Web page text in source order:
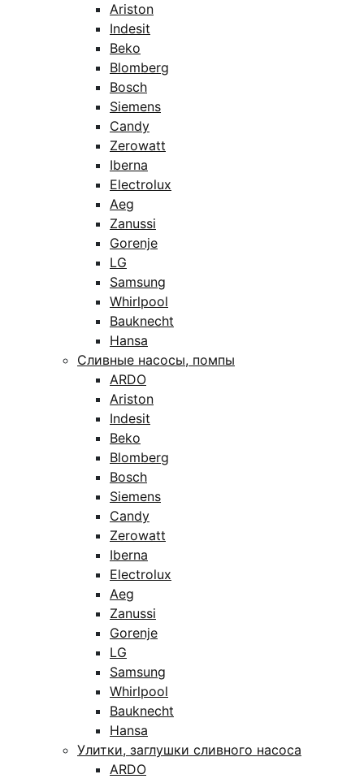
Ariston
Indesit
Beko
Blomberg
Bosch
Siemens
Candy
Zerowatt
Iberna
Electrolux
Aeg
Zanussi
Gorenje
LG
Samsung
Whirlpool
Bauknecht
Hansa
Сливные насосы, помпы
ARDO
Ariston
Indesit
Beko
Blomberg
Bosch
Siemens
Candy
Zerowatt
Iberna
Electrolux
Aeg
Zanussi
Gorenje
LG
Samsung
Whirlpool
Bauknecht
Hansa
Улитки, заглушки сливного насоса
ARDO